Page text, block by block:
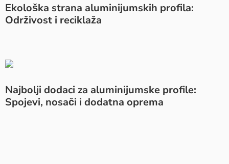
Ekološka strana aluminijumskih profila:
Održivost i reciklaža
Najbolji dodaci za aluminijumske profile:
Spojevi, nosači i dodatna oprema